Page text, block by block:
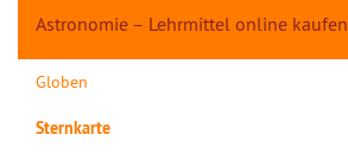
Astronomie – Lehrmittel online kaufen
Globen
Sternkarte